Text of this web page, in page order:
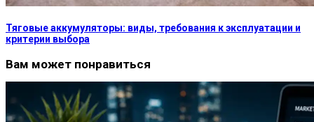
Тяговые аккумуляторы: виды, требования к эксплуатации и
критерии выбора
Вам может понравиться